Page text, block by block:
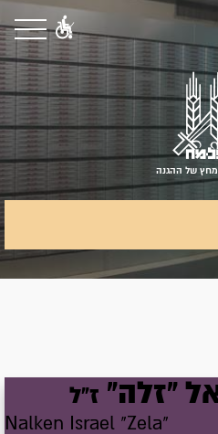
של ההגנה
"זלה" ז"ל
Nalken Israel "Zela"